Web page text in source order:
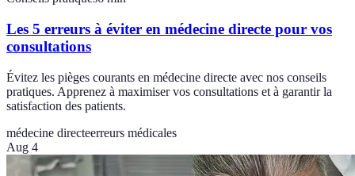
Les 5 erreurs à éviter en médecine directe pour vos
consultations
Évitez les pièges courants en médecine directe avec nos conseils
pratiques. Apprenez à maximiser vos consultations et à garantir la
satisfaction des patients.
médecine directeerreurs médicales
Aug 4